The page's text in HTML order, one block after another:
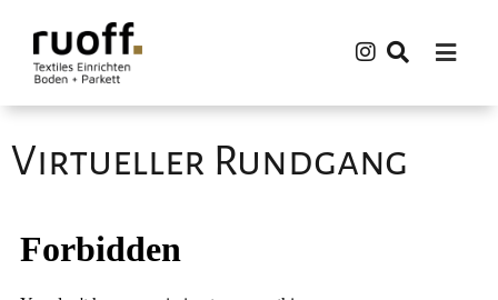
Virtueller Rundgang